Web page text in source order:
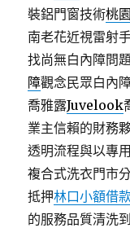
裝鋁門窗技術桃
南老花近視雷射
找尚無白內障問
障觀念民眾白內
喬雅露Juvelook
業主信賴的財務
透明流程與以專
複合式洗衣門市
抵押林口小額借
的服務品質清洗